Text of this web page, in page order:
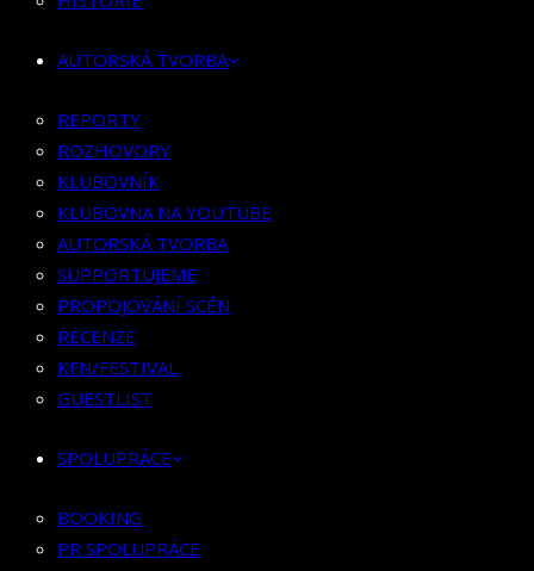
KLUBOVNA NA YOUTUBE
SUPPORTUJEME
PROPOJOVÁNÍ SCÉN
RECENZE
KFN/FESTIVAL
GUESTLIST
SPOLUPRÁCE
BOOKING
PR SPOLUPRÁCE
MERCH
AUTORSKÁ TVORBA
REPORTY
ROZHOVORY
KLUBOVNÍK
KLUBOVNA NA YOUTUBE
AUTORSKÁ TVORBA
SUPPORTUJEME
PROPOJOVÁNÍ SCÉN
RECENZE
KFN/FESTIVAL
GUESTLIST
SPOLUPRÁCE
BOOKING
PR SPOLUPRÁCE